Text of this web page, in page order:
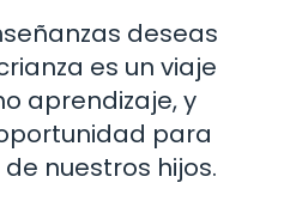
deseas
es un viaje
aprendizaje, y
para
nuestros hijos.